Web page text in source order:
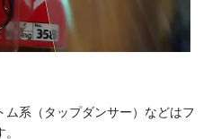
系（タップダンサー）などはフ